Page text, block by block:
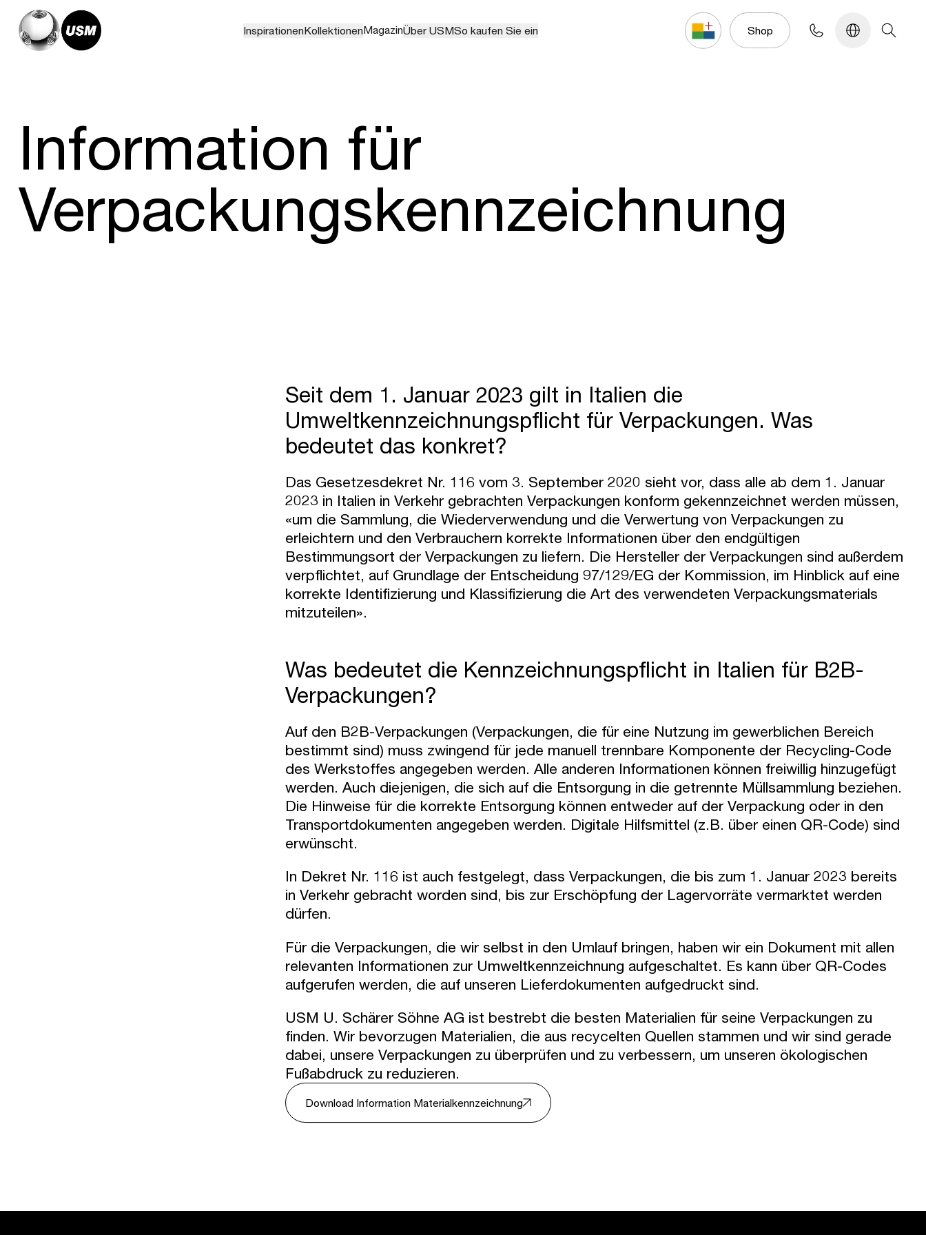
InspirationenKollektionenMagazinÜber USMSo kaufen Sie ein Konfigurator Shop
Information für
Verpackungskennzeichnung
Seit dem 1. Januar 2023 gilt in Italien die
Umweltkennzeichnungspflicht für Verpackungen. Was
bedeutet das konkret?
Das Gesetzesdekret Nr. 116 vom 3. September 2020 sieht vor, dass alle ab dem 1. Januar
2023 in Italien in Verkehr gebrachten Verpackungen konform gekennzeichnet werden müssen,
«um die Sammlung, die Wiederverwendung und die Verwertung von Verpackungen zu
erleichtern und den Verbrauchern korrekte Informationen über den endgültigen
Bestimmungsort der Verpackungen zu liefern. Die Hersteller der Verpackungen sind außerdem
verpflichtet, auf Grundlage der Entscheidung 97/129/EG der Kommission, im Hinblick auf eine
korrekte Identifizierung und Klassifizierung die Art des verwendeten Verpackungsmaterials
mitzuteilen».
Was bedeutet die Kennzeichnungspflicht in Italien für B2B-
Verpackungen?
Auf den B2B-Verpackungen (Verpackungen, die für eine Nutzung im gewerblichen Bereich
bestimmt sind) muss zwingend für jede manuell trennbare Komponente der Recycling-Code
des Werkstoffes angegeben werden. Alle anderen Informationen können freiwillig hinzugefügt
werden. Auch diejenigen, die sich auf die Entsorgung in die getrennte Müllsammlung beziehen.
Die Hinweise für die korrekte Entsorgung können entweder auf der Verpackung oder in den
Transportdokumenten angegeben werden. Digitale Hilfsmittel (z.B. über einen QR-Code) sind
erwünscht.
In Dekret Nr. 116 ist auch festgelegt, dass Verpackungen, die bis zum 1. Januar 2023 bereits
in Verkehr gebracht worden sind, bis zur Erschöpfung der Lagervorräte vermarktet werden
dürfen.
Für die Verpackungen, die wir selbst in den Umlauf bringen, haben wir ein Dokument mit allen
relevanten Informationen zur Umweltkennzeichnung aufgeschaltet. Es kann über QR-Codes
aufgerufen werden, die auf unseren Lieferdokumenten aufgedruckt sind.
USM U. Schärer Söhne AG ist bestrebt die besten Materialien für seine Verpackungen zu
finden. Wir bevorzugen Materialien, die aus recycelten Quellen stammen und wir sind gerade
dabei, unsere Verpackungen zu überprüfen und zu verbessern, um unseren ökologischen
Fußabdruck zu reduzieren.
Download Information Materialkennzeichnung